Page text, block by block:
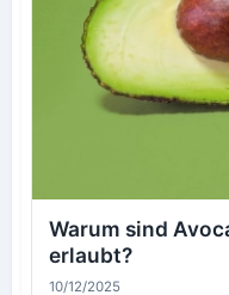
Warum sind
erlaubt?
10/12/2025